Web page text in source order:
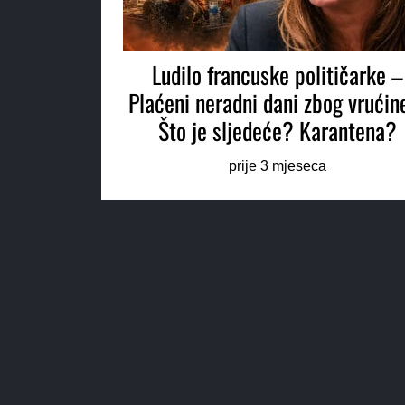
Ludilo francuske političarke –
Plaćeni neradni dani zbog
Što je sljedeće? Karantena?
prije 3 mjeseca